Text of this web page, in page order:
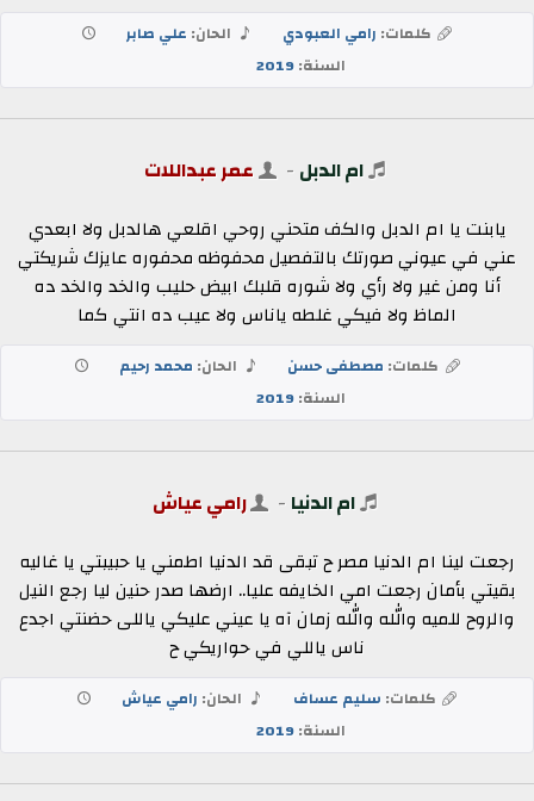
كلمات: رامي العبودي الحان: علي صابر
السنة:2019
ام الدبل - عمر عبداللات
يابنت يا ام الدبل والكف متحني روحي اقلعي هالدبل ولا ابعدي
عني في عيوني صورتك بالتفصيل محفوظه محفوره عايزك شريكتي
أنا ومن غير ولا رأي ولا شوره قلبك ابيض حليب والخد والخد ده
الماظ ولا فيكي غلطه ياناس ولا عيب ده انتي كما
كلمات: مصطفى حسن الحان: محمد رحيم
السنة:2019
ام الدنيا - رامي عياش
رجعت لينا ام الدنيا مصر ح تبقى قد الدنيا اطمني يا حبيبتي يا غاليه
بقيتي بأمان رجعت امي الخايفه عليا.. ارضها صدر حنين ليا رجع النيل
والروح للميه والله والله زمان آه يا عيني عليكي ياللى حضنتي اجدع
ناس ياللي في حواريكي ح
كلمات: سليم عساف الحان: رامي عياش
السنة:2019